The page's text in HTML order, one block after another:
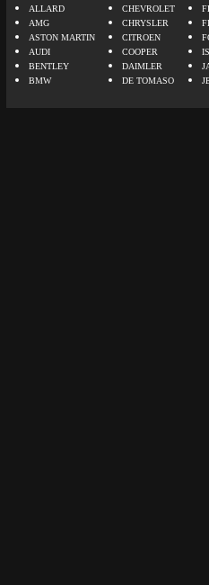
ALLARD
AMG
ASTON MARTIN
AUDI
BENTLEY
BMW
CHEVROLET
CHRYSLER
CITROEN
COOPER
DAIMLER
DE TOMASO